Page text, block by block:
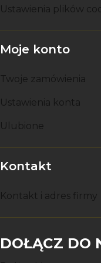
Ustawienia plików
Moje konto
Twoje zamówienia
Ustawienia konta
Ulubione
Kontakt
Kontakt i adres firmy
DOŁĄCZ DO